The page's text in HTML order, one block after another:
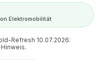
Elektromobilität
Refresh 10.07.2026: